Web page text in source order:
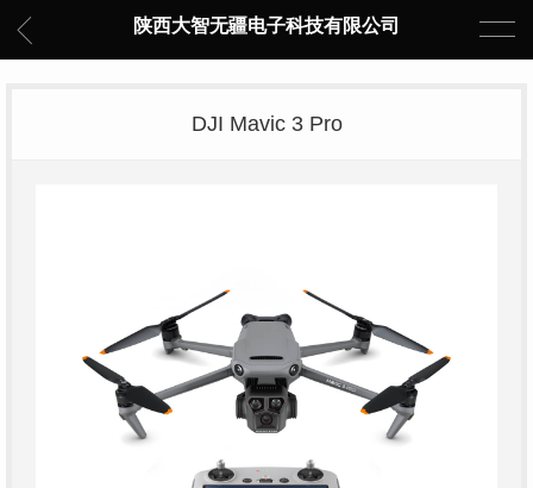
陕西大智无疆电子科技有限公司
DJI Mavic 3 Pro